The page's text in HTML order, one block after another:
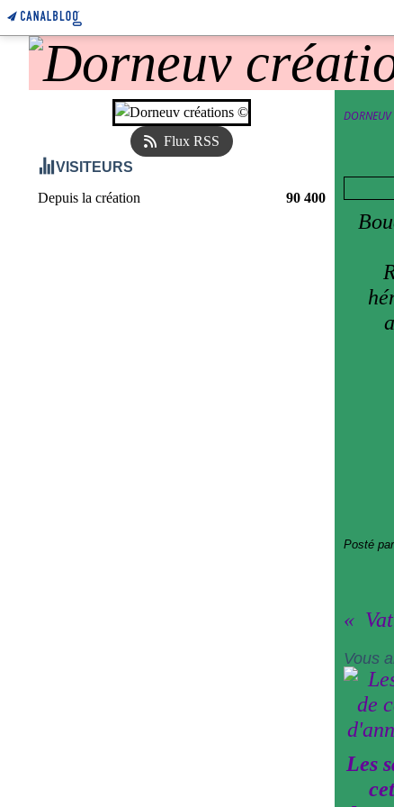
Flux RSS
VISITEURS
Depuis la création
90 400
Posté
Vous
Les